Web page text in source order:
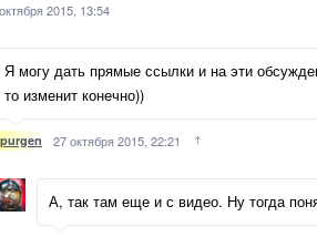
2015, 13:54
Я могу дать прямые ссылки и на эти
то изменит конечно))
purgen 27 октября 2015, 22:21
А, так там еще и с видео. Ну тогда